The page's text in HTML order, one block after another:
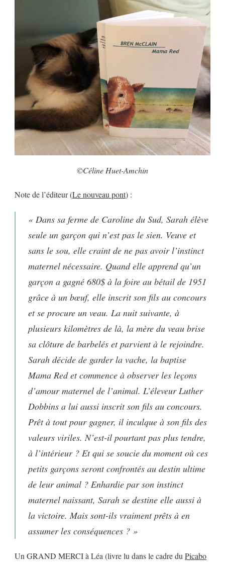
©Céline Huet-Amchin
Note de l’éditeur (Le nouveau pont) :
« Dans sa ferme de Caroline du Sud, Sarah élève
seule un garçon qui n’est pas le sien. Veuve et
sans le sou, elle craint de ne pas avoir l’instinct
maternel nécessaire. Quand elle apprend qu’un
garçon a gagné 680$ à la foire au bétail de 1951
grâce à un bœuf, elle inscrit son fils au concours
et se procure un veau. La nuit suivante, à
plusieurs kilomètres de là, la mère du veau brise
sa clôture de barbelés et parvient à le rejoindre.
Sarah décide de garder la vache, la baptise
Mama Red et commence à observer les leçons
d’amour maternel de l’animal. L’éleveur Luther
Dobbins a lui aussi inscrit son fils au concours.
Prêt à tout pour gagner, il inculque à son fils des
valeurs viriles. N’est-il pourtant pas plus tendre,
à l’intérieur ? Et qui se soucie du moment où ces
petits garçons seront confrontés au destin ultime
de leur animal ? Enhardie par son instinct
maternel naissant, Sarah se destine elle aussi à
la victoire. Mais sont-ils vraiment prêts à en
assumer les conséquences ? »
Un GRAND MERCI à Léa (livre lu dans le cadre du Picabo